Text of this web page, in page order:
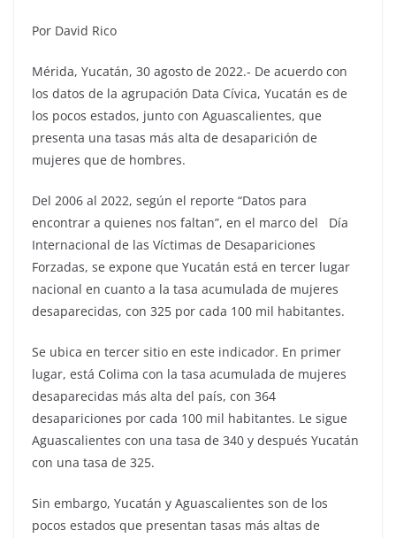
Por David Rico
Mérida, Yucatán, 30 agosto de 2022.- De acuerdo con
los datos de la agrupación Data Cívica, Yucatán es de
los pocos estados, junto con Aguascalientes, que
presenta una tasas más alta de desaparición de
mujeres que de hombres.
Del 2006 al 2022, según el reporte “Datos para
encontrar a quienes nos faltan”, en el marco del Día
Internacional de las Víctimas de Desapariciones
Forzadas, se expone que Yucatán está en tercer lugar
nacional en cuanto a la tasa acumulada de mujeres
desaparecidas, con 325 por cada 100 mil habitantes.
Se ubica en tercer sitio en este indicador. En primer
lugar, está Colima con la tasa acumulada de mujeres
desaparecidas más alta del país, con 364
desapariciones por cada 100 mil habitantes. Le sigue
Aguascalientes con una tasa de 340 y después Yucatán
con una tasa de 325.
Sin embargo, Yucatán y Aguascalientes son de los
pocos estados que presentan tasas más altas de